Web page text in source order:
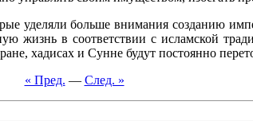
уделяли больше внимания созданию
жизнь в соответствии с исламской
хадисах и Сунне будут постоянно
« Пред. — След. »